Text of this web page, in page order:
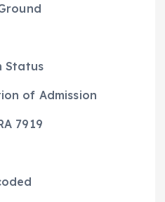
Status
of Admission
7919